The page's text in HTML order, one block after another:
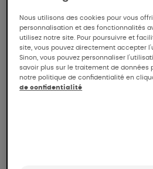
DUCRAY
démangeaisons associées,
dermatologique.
Lire la synthèse de l’étude
Nous utilisons des cookies pour vous
personnalisation et des fonctionnalités
utilisez notre site. Pour poursuivre et
site, vous pouvez directement accepter
Sinon, vous pouvez personnaliser
savoir plus sur le traitement de données
notre politique de confidentialité en
de confidentialité